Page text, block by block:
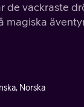
de vackraste
Norska